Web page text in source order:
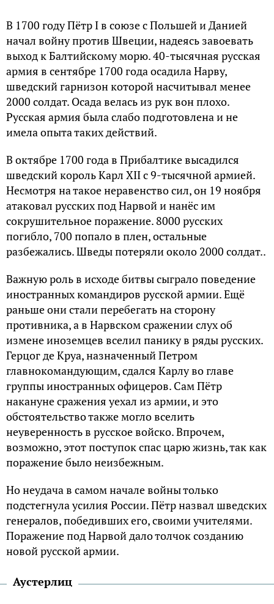
В 1700 году Пётр I в союзе с Польшей и Данией
начал войну против Швеции, надеясь завоевать
выход к Балтийскому морю. 40-тысячная русская
армия в сентябре 1700 года осадила Нарву,
шведский гарнизон которой насчитывал менее
2000 солдат. Осада велась из рук вон плохо.
Русская армия была слабо подготовлена и не
имела опыта таких действий.
В октябре 1700 года в Прибалтике высадился
шведский король Карл XII с 9-тысячной армией.
Несмотря на такое неравенство сил, он 19 ноября
атаковал русских под Нарвой и нанёс им
сокрушительное поражение. 8000 русских
погибло, 700 попало в плен, остальные
разбежались. Шведы потеряли около 2000 солдат..
Важную роль в исходе битвы сыграло поведение
иностранных командиров русской армии. Ещё
раньше они стали перебегать на сторону
противника, а в Нарвском сражении слух об
измене иноземцев вселил панику в ряды русских.
Герцог де Круа, назначенный Петром
главнокомандующим, сдался Карлу во главе
группы иностранных офицеров. Сам Пётр
накануне сражения уехал из армии, и это
обстоятельство также могло вселить
неуверенность в русское войско. Впрочем,
возможно, этот поступок спас царю жизнь, так как
поражение было неизбежным.
Но неудача в самом начале войны только
подстегнула усилия России. Пётр назвал шведских
генералов, победивших его, своими учителями.
Поражение под Нарвой дало толчок созданию
новой русской армии.
Аустерлиц